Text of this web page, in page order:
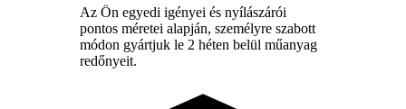
Az Ön egyedi igényei és nyílászárói
pontos méretei alapján, személyre szabott
módon gyártjuk le 2 héten belül műanyag
redőnyeit.